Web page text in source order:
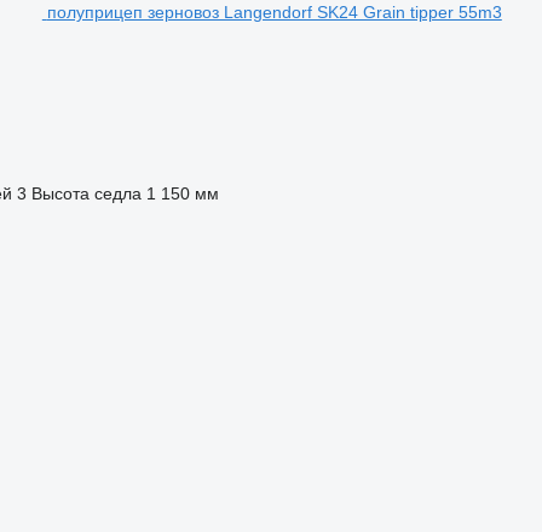
полуприцеп зерновоз Langendorf SK24 Grain tipper 55m3
3 Высота седла 1 150 мм